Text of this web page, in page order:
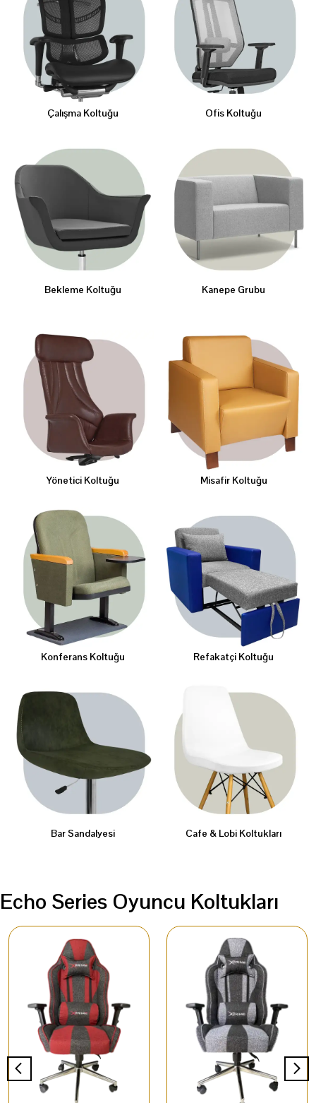
Çalışma Koltuğu Ofis Koltuğu
Bekleme Koltuğu Kanepe Grubu
Yönetici Koltuğu Misafir Koltuğu
Konferans Koltuğu Refakatçi Koltuğu
Bar Sandalyesi Cafe & Lobi Koltukları
Echo Series Oyuncu Koltukları